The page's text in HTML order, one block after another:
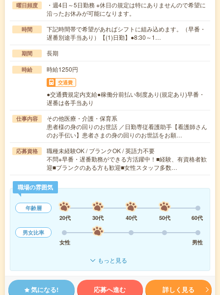
曜日頻度
・週4日～5日勤務 ※休日の規定は特にありませんので希望に
沿ったお休みが可能になります。
時間
下記時間帯で希望があればシフトに組み込めます。（早番・
遅番別途手当あり）【(1)日勤】●8:30～1…
期間 長期
時給 時給1250円
交通費
●交通費規定内支給●稼働分前払い制度あり(規定あり)早番・
遅番は各手当あり
仕事内容
その他医療・介護・保育系
患者様の身の回りのお世話 ／日勤専従看護助手【看護師さん
のお手伝い】患者さまの身の回りのお世話をお願…
応募資格
職種未経験OK / ブランクOK / 英語力不要
不問※早番・遅番勤務ができる方活躍中！■経験、有資格者歓
迎■ブランクのある方も歓迎■女性スタッフ多数…
職場の雰囲気
年齢層
20代
30代 40代 50代
60代
男女比率
女性
男性
もっと見る
気になる! 応募へ進む 詳しく見る